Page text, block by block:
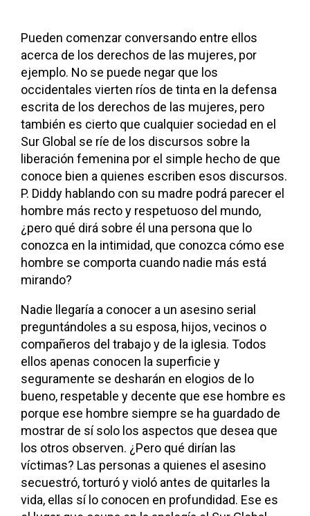
Pueden comenzar conversando entre ellos
acerca de los derechos de las mujeres, por
ejemplo. No se puede negar que los
occidentales vierten ríos de tinta en la defensa
escrita de los derechos de las mujeres, pero
también es cierto que cualquier sociedad en el
Sur Global se ríe de los discursos sobre la
liberación femenina por el simple hecho de que
conoce bien a quienes escriben esos discursos.
P. Diddy hablando con su madre podrá parecer el
hombre más recto y respetuoso del mundo,
¿pero qué dirá sobre él una persona que lo
conozca en la intimidad, que conozca cómo ese
hombre se comporta cuando nadie más está
mirando?
Nadie llegaría a conocer a un asesino serial
preguntándoles a su esposa, hijos, vecinos o
compañeros del trabajo y de la iglesia. Todos
ellos apenas conocen la superficie y
seguramente se desharán en elogios de lo
bueno, respetable y decente que ese hombre es
porque ese hombre siempre se ha guardado de
mostrar de sí solo los aspectos que desea que
los otros observen. ¿Pero qué dirían las
víctimas? Las personas a quienes el asesino
secuestró, torturó y violó antes de quitarles la
vida, ellas sí lo conocen en profundidad. Ese es